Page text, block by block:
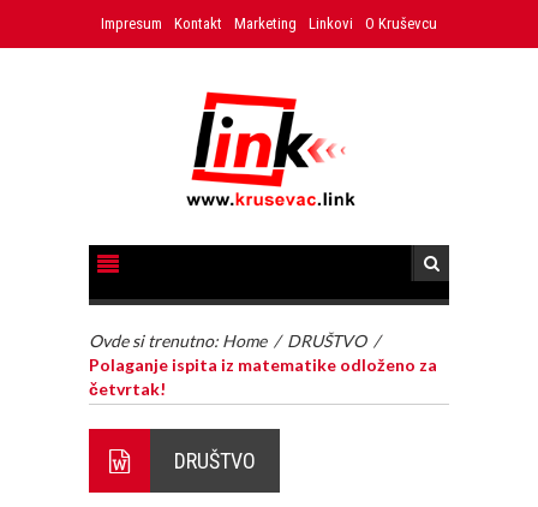
Impresum Kontakt Marketing Linkovi O Kruševcu
Ovde si trenutno: Home / DRUŠTVO /
Polaganje ispita iz matematike odloženo za
četvrtak!
DRUŠTVO